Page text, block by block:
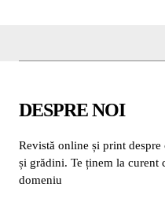
DESPRE NOI
Revistă online și print despre
și grădini. Te ținem la curent
domeniu